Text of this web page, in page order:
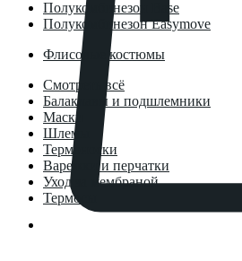
Полукомбинезон Base
Полукомбинезон Easymove
Флисовые костюмы
Смотреть всё
Балаклавы и подшлемники
Маски
Шлемы
Термоноски
Варежки и перчатки
Уход за мембраной
Термосы